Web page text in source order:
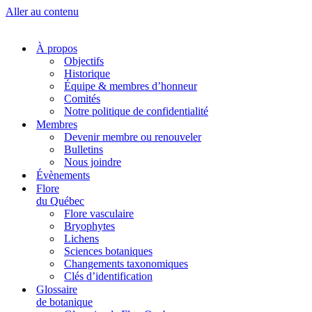
Aller au contenu
À propos
Objectifs
Historique
Équipe & membres d’honneur
Comités
Notre politique de confidentialité
Membres
Devenir membre ou renouveler
Bulletins
Nous joindre
Évènements
Flore
du Québec
Flore vasculaire
Bryophytes
Lichens
Sciences botaniques
Changements taxonomiques
Clés d’identification
Glossaire
de botanique